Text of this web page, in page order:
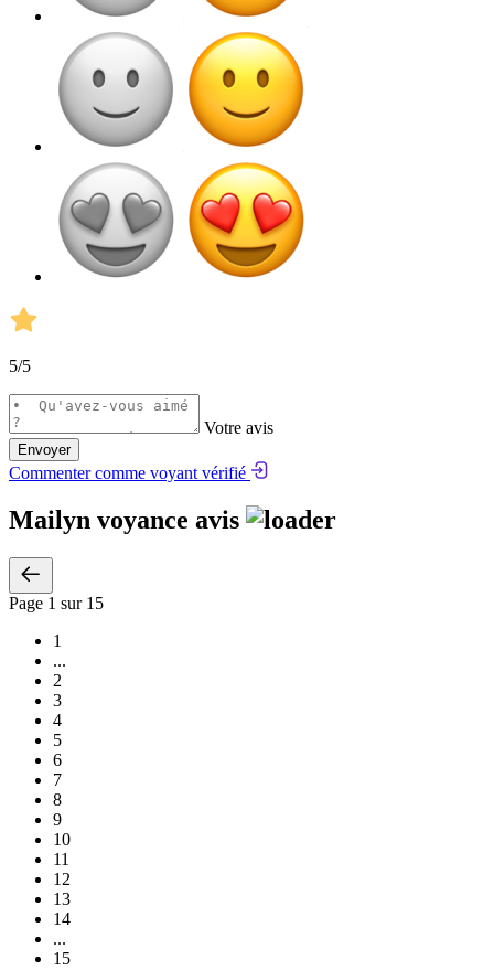
5/5
Votre avis
Envoyer
Commenter comme voyant vérifié
Mailyn voyance avis
Page 1 sur 15
1
...
2
3
4
5
6
7
8
9
10
11
12
13
14
...
15